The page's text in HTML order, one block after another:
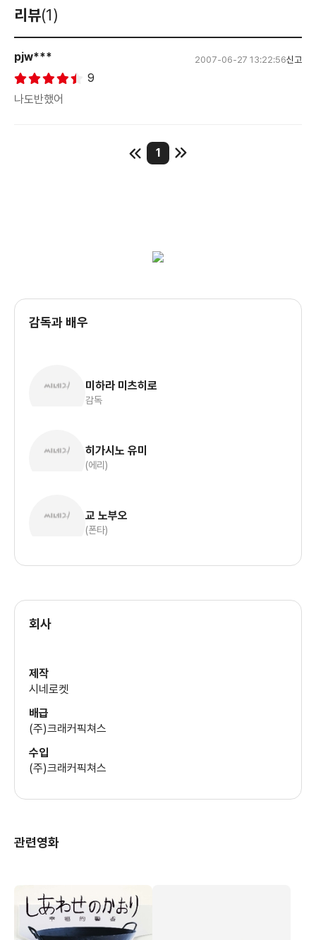
리뷰(1)
pjw*** 2007-06-27 13:22:56신고
9
나도반했어
1
감독과 배우
미하라 미츠히로
감독
히가시노 유미
(에리)
교 노부오
(폰타)
회사
제작
시네로켓
배급
(주)크래커픽쳐스
수입
(주)크래커픽쳐스
관련영화